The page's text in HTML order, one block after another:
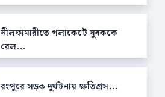
নীলফামারীতে গলাকেটে যুবককে
রেল...
রংপুরে সড়ক দুর্ঘটনায় ক্ষতিগ্রস...